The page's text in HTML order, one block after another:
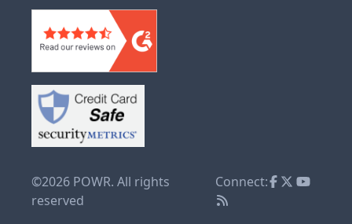
©2026 POWR. All rights
reserved
Connect: